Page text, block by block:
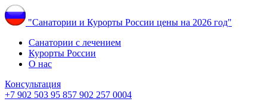
"Санатории и Курорты России цены на 2026 год"
Санатории с лечением
Курорты России
О нас
Консультация
+7 902 503 95 857 902 257 0004